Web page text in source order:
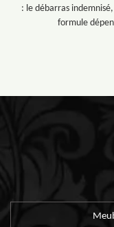
: le débarras
formule